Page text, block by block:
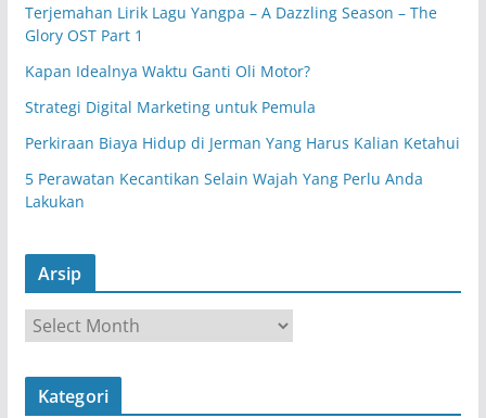
Terjemahan Lirik Lagu Yangpa – A Dazzling Season – The
Glory OST Part 1
Kapan Idealnya Waktu Ganti Oli Motor?
Strategi Digital Marketing untuk Pemula
Perkiraan Biaya Hidup di Jerman Yang Harus Kalian Ketahui
5 Perawatan Kecantikan Selain Wajah Yang Perlu Anda
Lakukan
Arsip
r
s
Kategori